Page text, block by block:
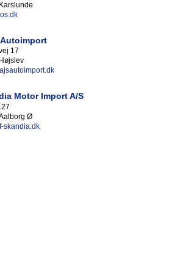
17
Motor Import A/S
Ø
skandia.dk